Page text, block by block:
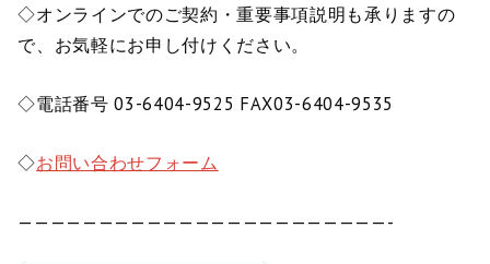
◇オンラインでのご契約・重要事項説明も承りますの
で、お気軽にお申し付けください。
◇電話番号 03-6404-9525 FAX03-6404-9535
◇お問い合わせフォーム
———————————————————————-